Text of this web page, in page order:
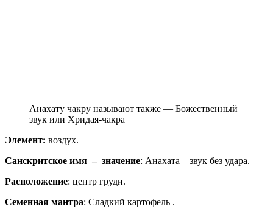
Анахату чакру называют также — Божественный
звук или Хридая-чакра
Элемент: воздух.
Санскритское имя – значение: Анахата – звук без удара.
Расположение: центр груди.
Семенная мантра: Сладкий картофель .